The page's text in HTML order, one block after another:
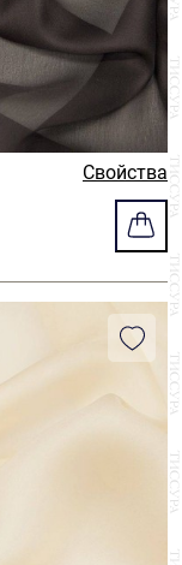
Свойства